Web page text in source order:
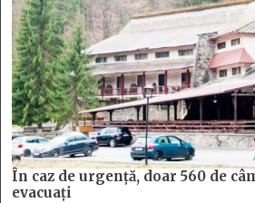
În caz de urgență, doar 560 de
evacuați